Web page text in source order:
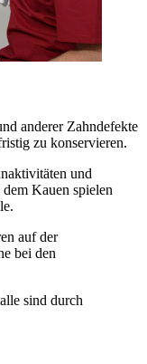
anderer Zahndefekte
zu konservieren.
und
Kauen spielen
auf der
bei den
sind durch